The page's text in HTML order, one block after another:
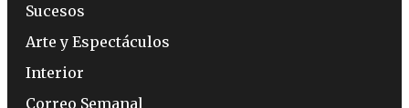
Sucesos
Arte y Espectáculos
Interior
Correo Semanal